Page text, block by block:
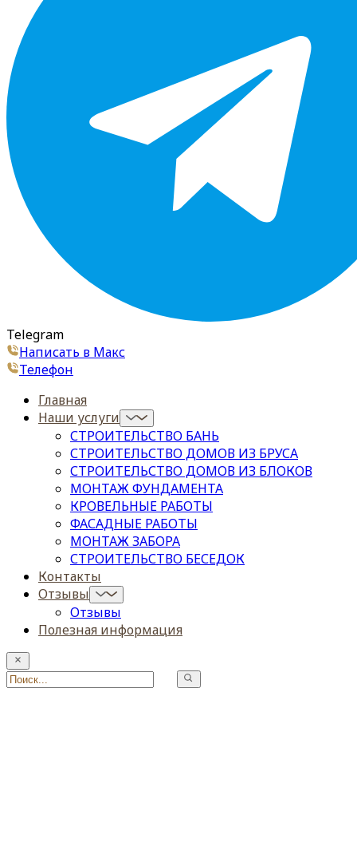
Telegram
Написать в Макс
Телефон
Главная
Наши услуги
СТРОИТЕЛЬСТВО БАНЬ
СТРОИТЕЛЬСТВО ДОМОВ ИЗ БРУСА
СТРОИТЕЛЬСТВО ДОМОВ ИЗ БЛОКОВ
МОНТАЖ ФУНДАМЕНТА
КРОВЕЛЬНЫЕ РАБОТЫ
ФАСАДНЫЕ РАБОТЫ
МОНТАЖ ЗАБОРА
СТРОИТЕЛЬСТВО БЕСЕДОК
Контакты
Отзывы
Отзывы
Полезная информация